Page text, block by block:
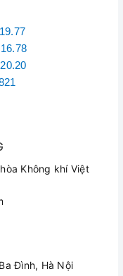
Không khí Việt
Đình, Hà Nội